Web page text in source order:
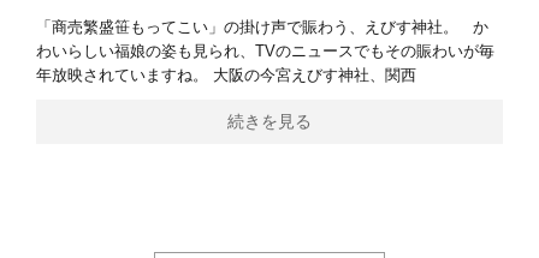
「商売繁盛笹もってこい」の掛け声で賑わう、えびす神社。 か
わいらしい福娘の姿も見られ、TVのニュースでもその賑わいが毎
年放映されていますね。 大阪の今宮えびす神社、関西
続きを見る